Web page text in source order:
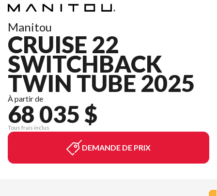
Manitou
CRUISE 22
SWITCHBACK
TWIN TUBE 2025
À partir de
68 035 $
Tous frais inclus
DEMANDE DE PRIX